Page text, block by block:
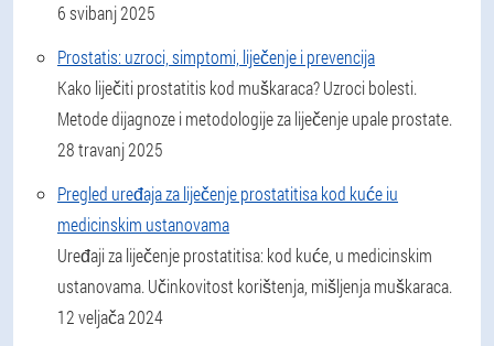
6 svibanj 2025
Prostatis: uzroci, simptomi, liječenje i prevencija
Kako liječiti prostatitis kod muškaraca? Uzroci bolesti.
Metode dijagnoze i metodologije za liječenje upale prostate.
28 travanj 2025
Pregled uređaja za liječenje prostatitisa kod kuće iu
medicinskim ustanovama
Uređaji za liječenje prostatitisa: kod kuće, u medicinskim
ustanovama. Učinkovitost korištenja, mišljenja muškaraca.
12 veljača 2024